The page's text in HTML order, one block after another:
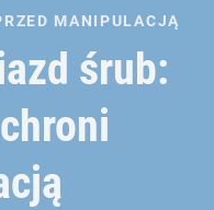
MANIPULACJĄ
śrub: